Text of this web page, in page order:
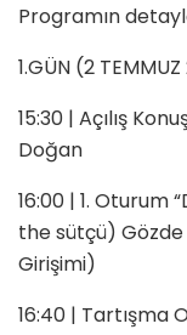
Programın
1.GÜN (2
15:30 | Açılış
Doğan
16:00 | 1. Oturum
the sütçü)
Girişimi)
16:40 | Tartışma